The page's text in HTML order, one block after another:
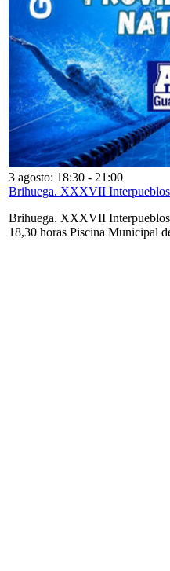
3 agosto: 18:30 - 21:00
Brihuega. XXXVII
Brihuega. XXXVII Interpueblos
18,30 horas Piscina Municipal